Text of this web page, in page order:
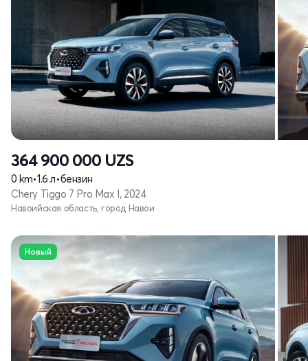
364 900 000 UZS
0 km•1.6 л•бензин
Chery Tiggo 7 Pro Max I, 2024
Навоийская область, город Навои
Новый